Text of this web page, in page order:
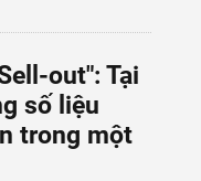
out": Tại
số liệu
trong một